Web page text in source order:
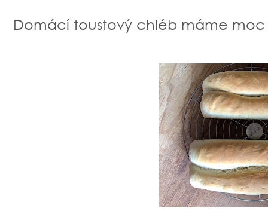
Domácí toustový chléb máme